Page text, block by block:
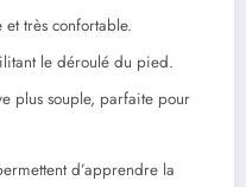
très confortable.
le déroulé du pied.
plus souple, parfaite pour
d’apprendre la